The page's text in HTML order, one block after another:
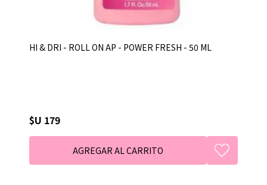
HI & DRI - ROLL ON AP - POWER FRESH - 50 ML
$U 179